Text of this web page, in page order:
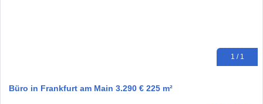
1 / 1
Büro in Frankfurt am Main 3.290 € 225 m²